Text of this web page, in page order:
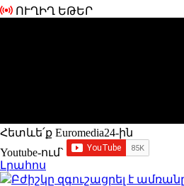
ՈՒՂԻՂ ԵԹԵՐ
Հետևե՛ք Euromedia24-ին
Youtube-ում`
Լրահոս
Բժիշկը զգուշացրել է